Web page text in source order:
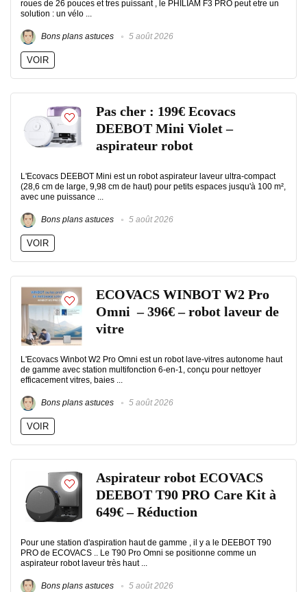
roues de 26 pouces et tres puissant , le PHILIAM F3 PRO peut etre un
solution : un vélo ...
Bons plans astuces 5 août 2026
VOIR
Pas cher : 199€ Ecovacs
DEEBOT Mini Violet –
aspirateur robot
L'Ecovacs DEEBOT Mini est un robot aspirateur laveur ultra-compact
(28,6 cm de large, 9,98 cm de haut) pour petits espaces jusqu'à 100 m²,
avec une puissance ...
Bons plans astuces 5 août 2026
VOIR
ECOVACS WINBOT W2 Pro
Omni – 396€ – robot laveur de
vitre
L'Ecovacs Winbot W2 Pro Omni est un robot lave-vitres autonome haut
de gamme avec station multifonction 6-en-1, conçu pour nettoyer
efficacement vitres, baies ...
Bons plans astuces 5 août 2026
VOIR
Aspirateur robot ECOVACS
DEEBOT T90 PRO Care Kit à
649€ – Réduction
Pour une station d'aspiration haut de gamme , il y a le DEEBOT T90
PRO de ECOVACS .. Le T90 Pro Omni se positionne comme un
aspirateur robot laveur très haut ...
Bons plans astuces 5 août 2026